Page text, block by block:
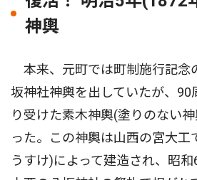
神輿
本来、元町では町制施行記念
坂神社神輿を出していたが、90
り受けた素木神輿(塗りのない
った。この神輿は山西の宮大工
うすけ)によって建造され、昭